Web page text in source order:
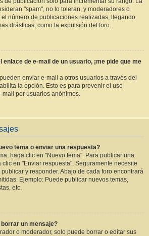
"spam", no lo toleran, y moderadores o
número de publicaciones realizadas, llegando
drásticas, como la expulsión del foro.
de e-mail de un usuario, ¡me pide que me
enviar e-mail a otros usuarios a través del
la opción. Esto es para prevenir el uso
por usuarios anónimos.
tema o enviar una respuesta?
haga clic en "Nuevo tema". Para publicar una
en "Enviar respuesta". Seguramente necesite
y responder. Abajo de cada foro encontrará
Ejemplo: Puede publicar nuevos temas,
etc.
un mensaje?
o moderador, solo puede borrar o editar sus